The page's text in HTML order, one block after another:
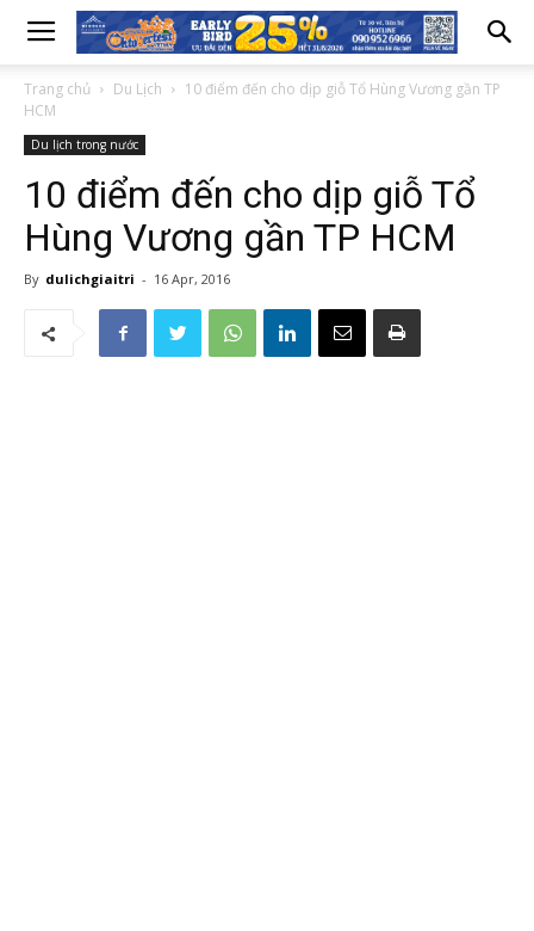
Trang chủ Du Lịch
10 điểm đến cho dịp giỗ Tổ Hùng Vương gần TP
HCM
Du lịch trong nước
10 điểm đến cho dịp giỗ Tổ
Hùng Vương gần TP HCM
By dulichgiaitri - 16 Apr, 2016